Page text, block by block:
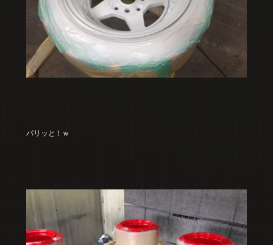
パリッと！ｗ